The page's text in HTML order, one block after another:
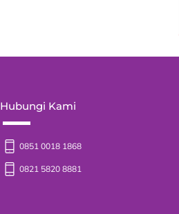
Hubungi Kami
0851 0018 1868
0821 5820 8881